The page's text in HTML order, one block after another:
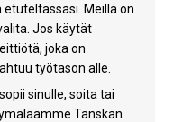
Meillä on
Jos käytät
joka on
työtason alle.
sinulle, soita tai
Tanskan